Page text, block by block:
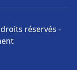
réservés -